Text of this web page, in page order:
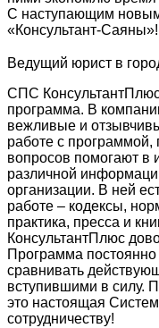
С наступающим новым
«Консультант-Саяны»!
Ведущий юрист в
СПС
программа. В
вежливые и
работе с программой,
вопросов помогают в
различной
организации. В ней
работе – кодексы,
практика, пресса и
КонсультантПлюс
Программа
сравнивать
вступившими в силу.
это настоящая
сотрудничеству!